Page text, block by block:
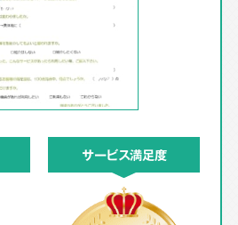
サービス満足度